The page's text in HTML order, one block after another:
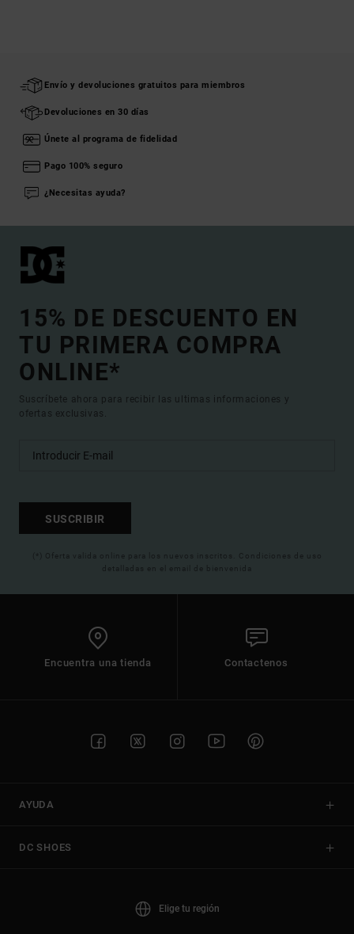
Envío y devoluciones gratuitos para miembros
Devoluciones en 30 días
Únete al programa de fidelidad
Pago 100% seguro
¿Necesitas ayuda?
15% DE DESCUENTO EN
TU PRIMERA COMPRA
ONLINE*
Suscríbete ahora para recibir las ultimas informaciones y
ofertas exclusivas.
SUSCRIBIR
(*) Oferta valida online para los nuevos inscritos. Condiciones de uso
detalladas en el email de bienvenida
Encuentra una tienda Contactenos
AYUDA
DC SHOES
Elige tu región